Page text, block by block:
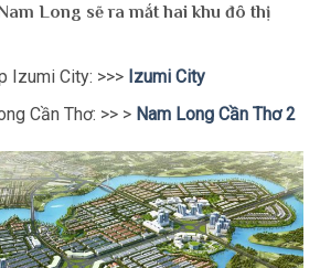
Long sẽ ra mắt hai khu đô thị
Izumi City: >>> Izumi City
Cần Thơ: >> > Nam Long Cần Thơ 2